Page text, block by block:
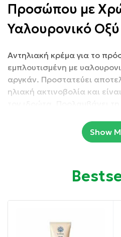
Προσώπου με
Υαλουρονικό
Αντηλιακή κρέμα για το
εμπλουτισμένη με
αργκάν. Προστατεύει
ηλιακή ακτινοβολία και
αναζωογονημένη. Η φυσική
προσαρμόζεται σε όλες τις
Συσκευασία: 50 ml
Ιδιότητες:
Ενυδατώνει, προλαμβάνει
Show